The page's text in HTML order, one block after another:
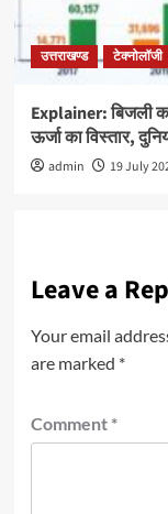
उत्तराखण्ड टेक्नोलॉजी
Explainer: बिजली
ऊर्जा का विस्तार,
admin 19 July
Leave a
Your email
are marked *
Comment *